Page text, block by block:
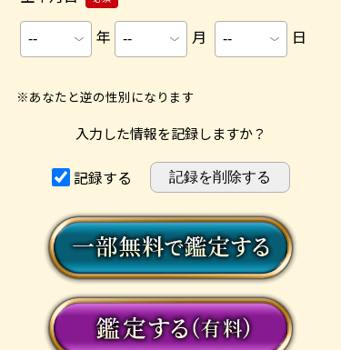
年 月 日
※あなたと逆の性別になります
入力した情報を記録しますか？
記録する